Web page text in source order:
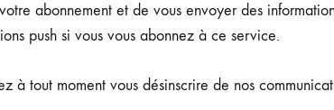
abonnement et de vous envoyer des
push si vous vous abonnez à ce service.
à tout moment vous désinscrire de nos